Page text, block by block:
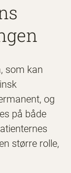
som kan
og
på både
større rolle,